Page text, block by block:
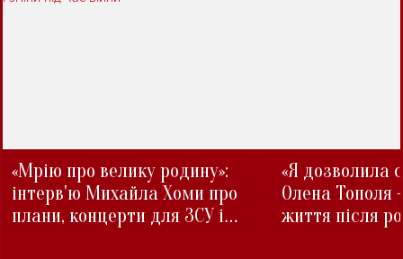
«Мрію про велику родину»:
інтерв'ю Михайла Хоми про
плани, концерти для ЗСУ і
«Я дозволила
Олена Тополя
життя після